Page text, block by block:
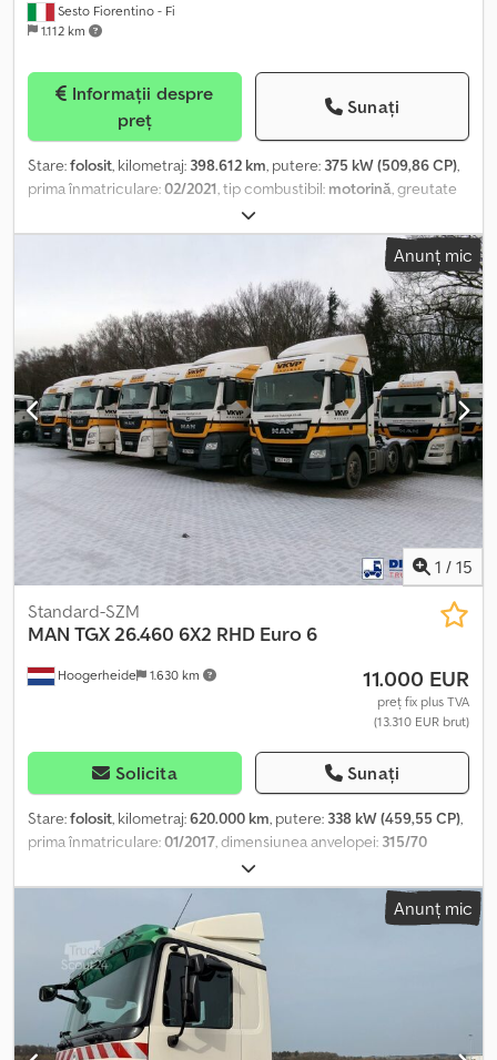
Sesto Fiorentino - Fi
1.112 km
preț
Sunați
Stare:folosit, kilometraj: 398.612 km, putere: 375 kW (509,86 CP),
prima înmatriculare:02/2021, tip combustibil: motorină, greutate
, tip de angrenaj:
Alb, Greutate totală admisă: 18.000 kg, VEHICULE INDUSTRIALE
Mercedes Actros 1853 Cap tractor CULOARE: ALB AN: 2021-02 KM:
398.612 AMPATAMENT: 3.600 MM MMA: 18.000 CM3: 12.809 Normă
Euro: 6ALIMENTARE: MOTORINĂ Crsdjvw Elzepfx Apmof
Anunț mic
1 / 15
Hoogerheide 1.630 km
Standard-SZM
MAN TGX 26.460 6X2 RHD Euro 6
11.000 EUR
preț fix plus TVA
(13.310 EUR brut)
Solicita Sunați
Stare:folosit, kilometraj:620.000 km, putere: 338 kW (459,55 CP),
prima înmatriculare:01/2017, dimensiunea anvelopei: 315/70
, tip de angrenaj:
Euro 6, suspensie:oțel-aer, număr de paturi:2, lungime totală:
, lățime totală: 2.500 mm, înălțime totală: 4.100 mm, An
de fabricație:2017, Dotări:ABS, încălzitor staționar
și accesorii = - Blocare diferențial = Observații = Cabină Volan pe
dreapta: ✓ Șasiu Înălțimea șasiului: 105 cm Ampatament: 265 cm (1-
2), 140 cm (2-3) Diametrul bolțului de cuplare / selă: 2 inci
Capacitate rezervor combustibil: 750 L Suprastructură Înălțimea
platoului: 125 cm Rezervor Combustibil: ✓ = Informații
Anunț mic